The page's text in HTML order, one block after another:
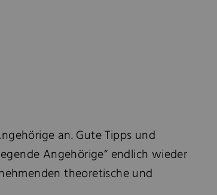
an. Gute Tipps und
Angehörige“ endlich wieder
theoretische und